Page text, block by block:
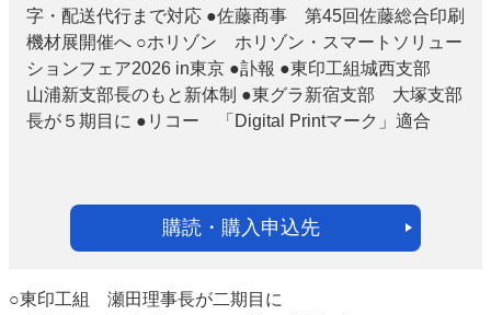
字・配送代行まで対応 ●佐藤商事 第45回佐藤総合印刷
機材展開催へ ○ホリゾン ホリゾン・スマートソリュー
ションフェア2026 in東京 ●訃報 ●東印工組城西支部
山浦新支部長のもと新体制 ●東グラ新宿支部 大塚支部
長が５期目に ●リコー 「Digital Printマーク」適合
購読・購入申込先
○東印工組 瀬田理事長が二期目に